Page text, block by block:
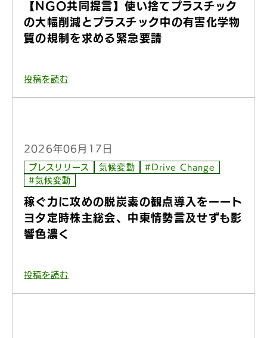
【NGO共同提言】使い捨てプラスチック
の大幅削減とプラスチック中の有害化学物
質の規制を求める緊急要請
投稿を読む
2026年06月17日
プレスリリース 気候変動
#Drive Change
#気候変動
稼ぐ力に攻めの脱炭素の観点導入をーート
ヨタ定時株主総会、中東情勢言及せずも影
響色濃く
投稿を読む